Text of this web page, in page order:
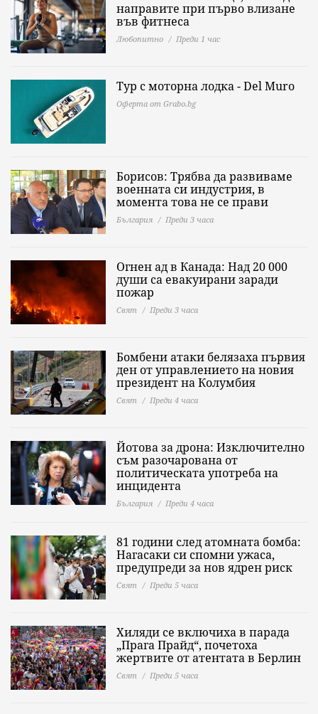
направите при първо влизане
във фитнеса
Любопитно Преди 1 час
Тур с моторна лодка - Del Muro
Оферта от Grabo.bg
Борисов: Трябва да развиваме
военната си индустрия, в
момента това не се прави
България Преди 3 часа
Огнен ад в Канада: Над 20 000
души са евакуирани заради
пожар
Свят Преди 3 часа
Бомбени атаки белязаха първия
ден от управлението на новия
президент на Колумбия
Свят Преди 4 часа
Йотова за дрона: Изключително
съм разочарована от
политическата употреба на
инцидента
България Преди 4 часа
81 години след атомната бомба:
Нагасаки си спомни ужаса,
предупреди за нов ядрен риск
Свят Преди 5 часа
Хиляди се включиха в парада
„Прага Прайд“, почетоха
жертвите от атентата в Берлин
Свят Преди 5 часа